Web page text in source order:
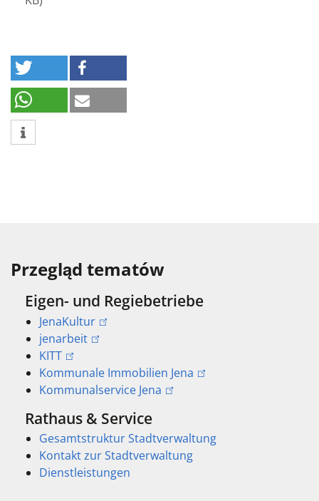
Przegląd tematów
Eigen- und Regiebetriebe
JenaKultur
jenarbeit
KITT
Kommunale Immobilien Jena
Kommunalservice Jena
Rathaus & Service
Gesamtstruktur Stadtverwaltung
Kontakt zur Stadtverwaltung
Dienstleistungen